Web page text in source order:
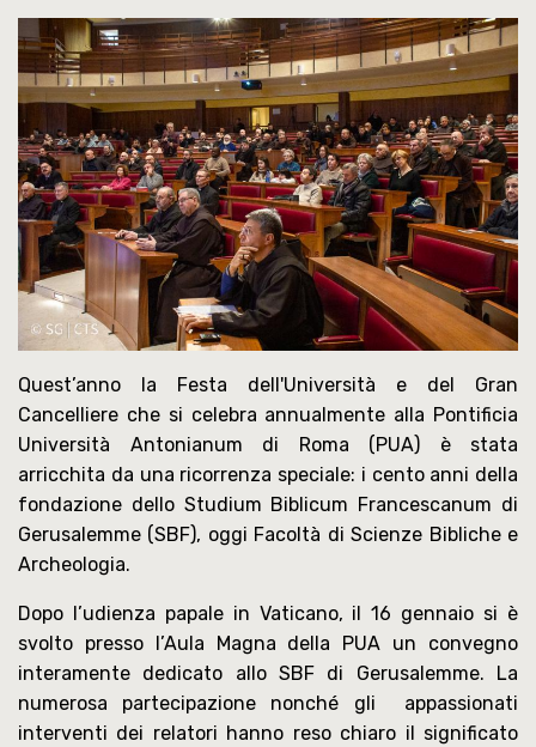
Notiziario
Contatti
Quest’anno la Festa dell'Università e del Gran
Cancelliere che si celebra annualmente alla Pontificia
Università Antonianum di Roma (PUA) è stata
arricchita da una ricorrenza speciale: i cento anni della
fondazione dello Studium Biblicum Francescanum di
Gerusalemme (SBF), oggi Facoltà di Scienze Bibliche e
Archeologia.
Dopo l’udienza papale in Vaticano, il 16 gennaio si è
svolto presso l’Aula Magna della PUA un convegno
interamente dedicato allo SBF di Gerusalemme. La
numerosa partecipazione nonché gli appassionati
interventi dei relatori hanno reso chiaro il significato